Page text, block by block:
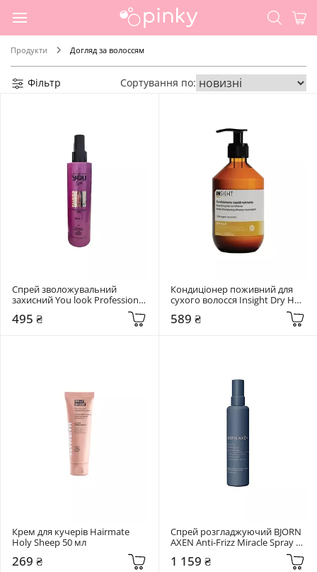
Продукти Догляд за волоссям
Фільтр Сортування по:
Спрей зволожувальний
захисний You look Professional
Glamour Super Mist 15 in 1 200
мл
495 ₴
Кондиціонер поживний для
сухого волосся Insight Dry Hair
589 ₴
Крем для кучерів Hairmate
Holy Sheep 50 мл
269 ₴
Спрей розгладжуючий BJORN
AXEN Anti-Frizz Miracle Spray
1 159 ₴